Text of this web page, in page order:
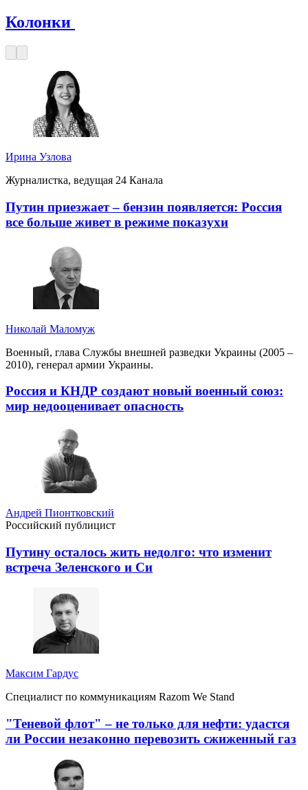
Колонки
Ирина Узлова
Журналистка, ведущая 24 Канала
Путин приезжает – бензин появляется: Россия
все больше живет в режиме показухи
Николай Маломуж
Военный, глава Службы внешней разведки Украины (2005 –
2010), генерал армии Украины.
Россия и КНДР создают новый военный союз:
мир недооценивает опасность
Андрей Пионтковский
Российский публицист
Путину осталось жить недолго: что изменит
встреча Зеленского и Си
Максим Гардус
Специалист по коммуникациям Razom We Stand
"Теневой флот" – не только для нефти: удастся
ли России незаконно перевозить сжиженный газ